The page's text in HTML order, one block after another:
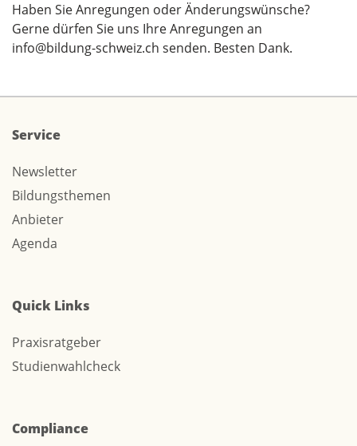
Haben Sie Anregungen oder Änderungswünsche?
Gerne dürfen Sie uns Ihre Anregungen an
info@bildung-schweiz.ch senden. Besten Dank.
Service
Newsletter
Bildungsthemen
Anbieter
Agenda
Quick Links
Praxisratgeber
Studienwahlcheck
Compliance